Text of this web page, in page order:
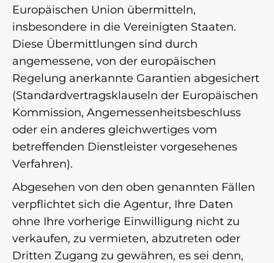
Europäischen Union übermitteln,
insbesondere in die Vereinigten Staaten.
Diese Übermittlungen sind durch
angemessene, von der europäischen
Regelung anerkannte Garantien abgesichert
(Standardvertragsklauseln der Europäischen
Kommission, Angemessenheitsbeschluss
oder ein anderes gleichwertiges vom
betreffenden Dienstleister vorgesehenes
Verfahren).
Abgesehen von den oben genannten Fällen
verpflichtet sich die Agentur, Ihre Daten
ohne Ihre vorherige Einwilligung nicht zu
verkaufen, zu vermieten, abzutreten oder
Dritten Zugang zu gewähren, es sei denn,